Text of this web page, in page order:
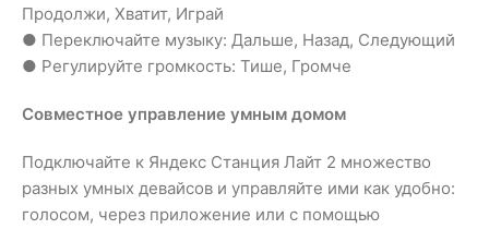
Продолжи, Хватит, Играй
● Переключайте музыку: Дальше, Назад, Следующий
● Регулируйте громкость: Тише, Громче
Совместное управление умным домом
Подключайте к Яндекс Станция Лайт 2 множество
разных умных девайсов и управляйте ими как удобно:
голосом, через приложение или с помощью